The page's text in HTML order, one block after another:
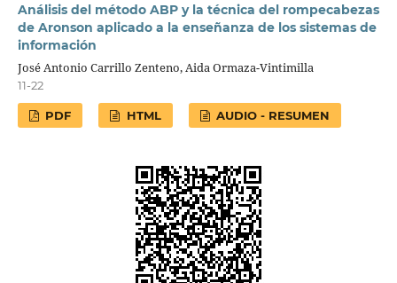
Análisis del método ABP y la técnica del rompecabezas
de Aronson aplicado a la enseñanza de los sistemas de
información
José Antonio Carrillo Zenteno, Aida Ormaza-Vintimilla
11-22
PDF HTML AUDIO - RESUMEN